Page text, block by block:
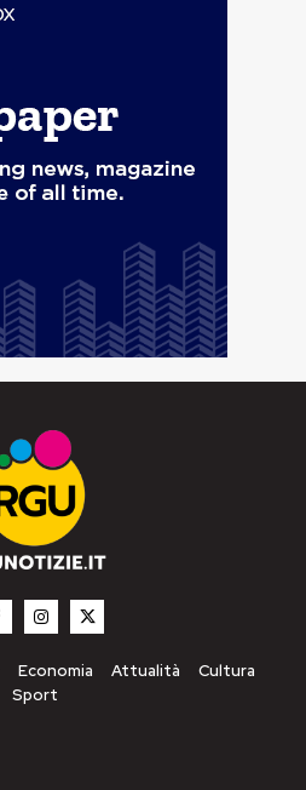
Economia Attualità
Cultura
Sport